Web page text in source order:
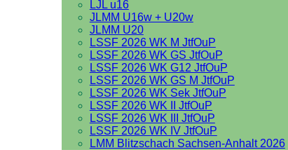
LJL u16
JLMM U16w + U20w
JLMM U20
LSSF 2026 WK M JtfOuP
LSSF 2026 WK GS JtfOuP
LSSF 2026 WK G12 JtfOuP
LSSF 2026 WK GS M JtfOuP
LSSF 2026 WK Sek JtfOuP
LSSF 2026 WK II JtfOuP
LSSF 2026 WK III JtfOuP
LSSF 2026 WK IV JtfOuP
LMM Blitzschach Sachsen-Anhalt 2026